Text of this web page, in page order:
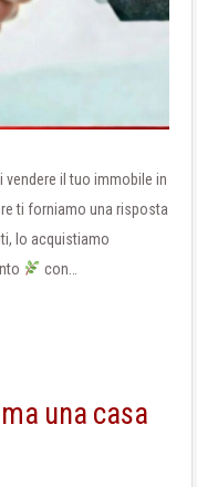
vendere il tuo immobile in
ti forniamo una risposta
lo acquistiamo
con…
una casa